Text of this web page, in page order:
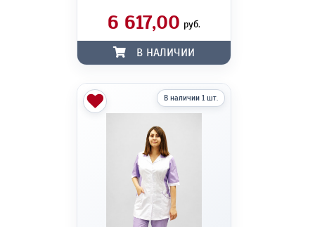
6 617,00 руб.
В НАЛИЧИИ
В наличии 1 шт.